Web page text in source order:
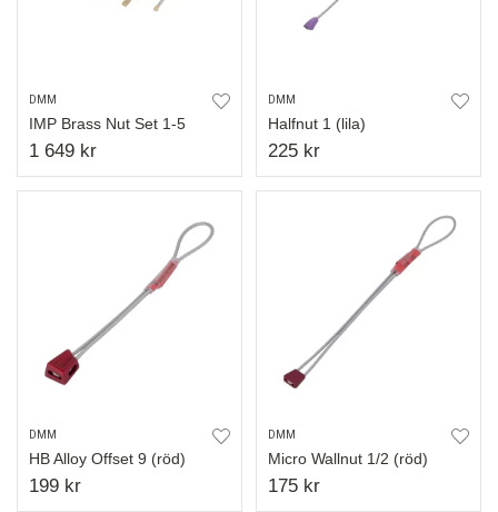
DMM
IMP Brass Nut Set 1-5
1 649 kr
DMM
Halfnut 1 (lila)
225 kr
DMM
HB Alloy Offset 9 (röd)
199 kr
DMM
Micro Wallnut 1/2 (röd)
175 kr